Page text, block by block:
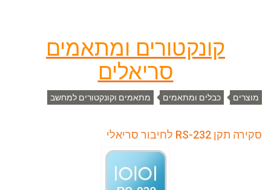
קונקטורים ומתאמים
סריאלים
מוצרים כבלים ומתאמים מתאמים וקונקטורים למחשב
סקירה תקן RS-232 לחיבור סריאלי